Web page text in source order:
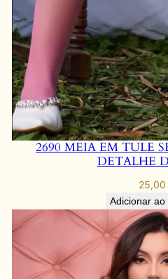
2690 MEIA EM TULE
DETALHE
25,00
Adicionar ao